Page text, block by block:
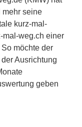
mehr seine
kurz-mal-
mal-weg.ch einer
möchte der
Ausrichtung
geben